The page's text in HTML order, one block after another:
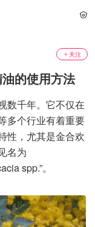
关注
的使用方法
数千年。它不仅在
多个行业有着重要
性，尤其是金合欢
名为
spp.”。